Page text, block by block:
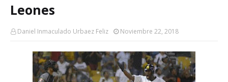
Leones
Daniel Inmaculado Urbaez Feliz Noviembre 22, 2018